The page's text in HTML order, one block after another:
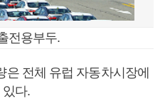
전용부두.
전체 유럽 자동차시장에
다.